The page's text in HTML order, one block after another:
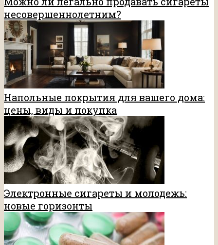
несовершеннолетним?
Напольные покрытия для вашего дома:
цены, виды и покупка
Электронные сигареты и молодежь:
новые горизонты